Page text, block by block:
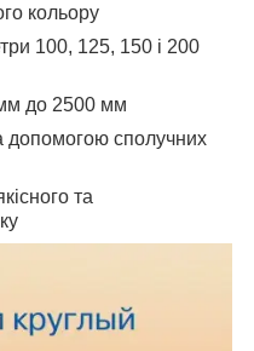
кольору
100, 125, 150 і 200
до 2500 мм
допомогою сполучних
та